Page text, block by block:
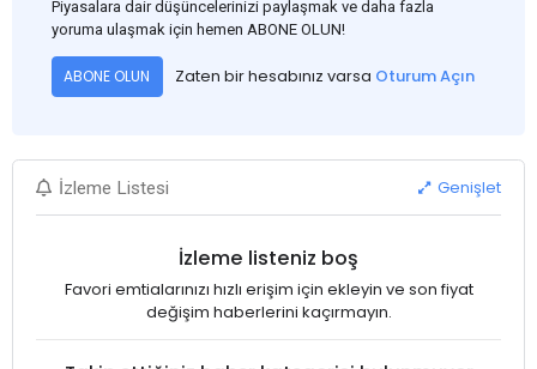
Piyasalara dair düşüncelerinizi paylaşmak ve daha fazla
yoruma ulaşmak için hemen ABONE OLUN!
ABONE OLUN Zaten bir hesabınız varsa Oturum Açın
İzleme Listesi Genişlet
İzleme listeniz boş
Favori emtialarınızı hızlı erişim için ekleyin ve son fiyat
değişim haberlerini kaçırmayın.